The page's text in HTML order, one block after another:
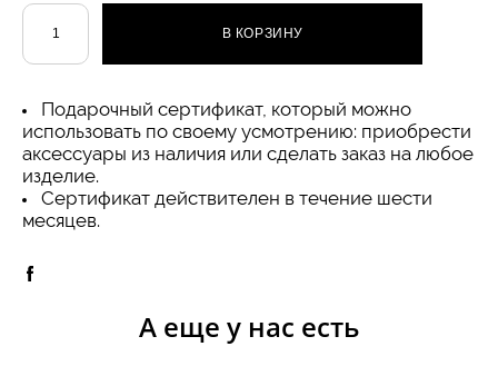
В КОРЗИНУ
Подарочный сертификат, который можно
использовать по своему усмотрению: приобрести
аксессуары из наличия или сделать заказ на любое
изделие.
Сертификат действителен в течение шести
месяцев.
А еще у нас есть